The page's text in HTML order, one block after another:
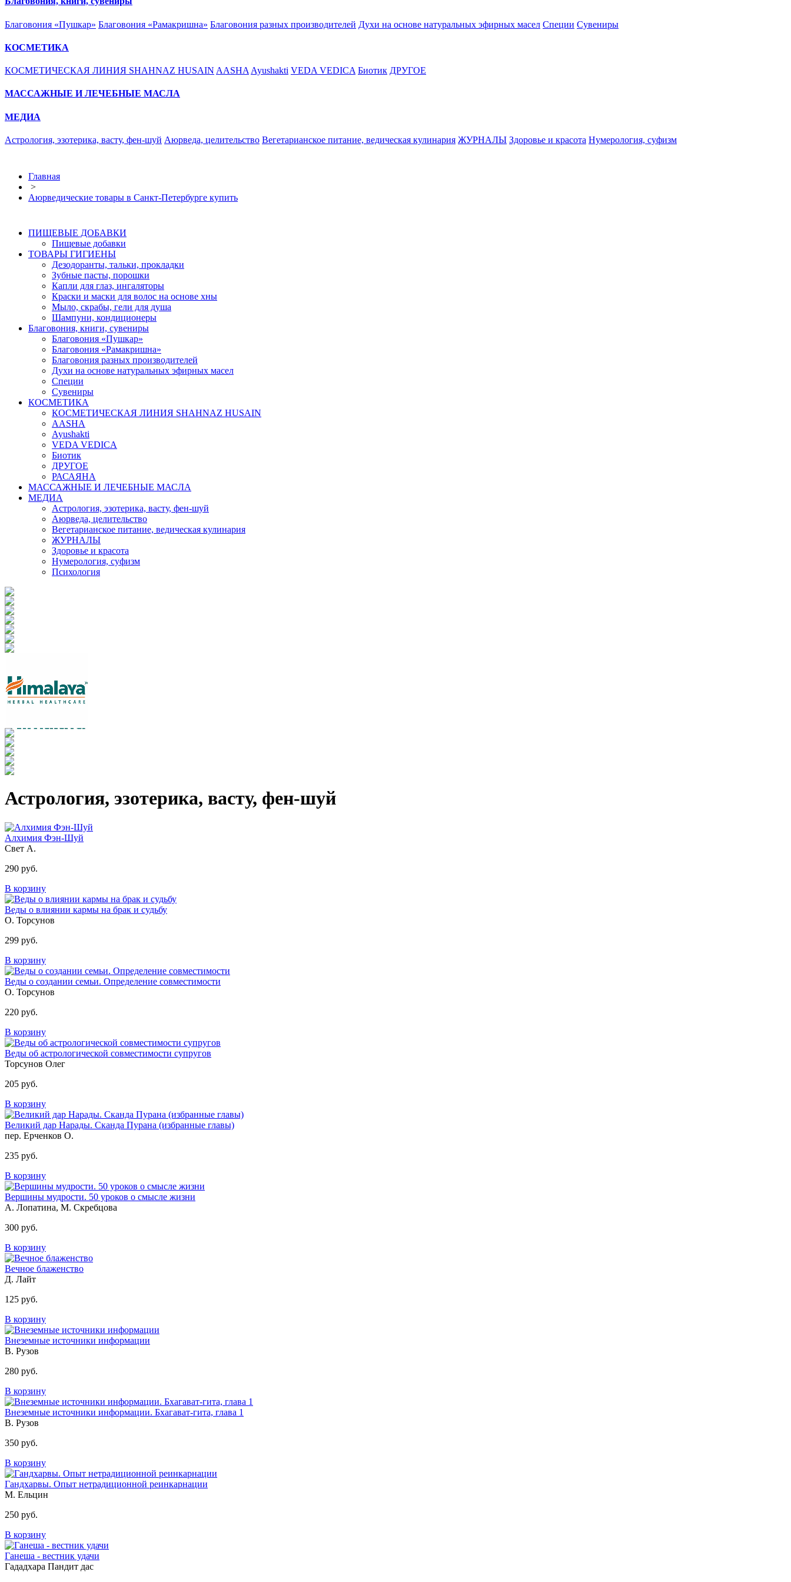
Благовония «Пушкар» Благовония «Рамакришна» Благовония разных производителей Духи на основе натуральных эфирных масел Специи Сувениры
КОСМЕТИКА
КОСМЕТИЧЕСКАЯ ЛИНИЯ SHAHNAZ HUSAIN AASHA Ayushakti VEDA VEDICA Биотик ДРУГОЕ
МАССАЖНЫЕ И ЛЕЧЕБНЫЕ МАСЛА
МЕДИА
Астрология, эзотерика, васту, фен-шуй Аюрведа, целительство Вегетарианское питание, ведическая кулинария ЖУРНАЛЫ Здоровье и красота Нумерология, суфизм
Главная
>
Аюрведические товары в Санкт-Петербурге купить
ПИЩЕВЫЕ ДОБАВКИ
Пищевые добавки
ТОВАРЫ ГИГИЕНЫ
Дезодоранты, тальки, прокладки
Зубные пасты, порошки
Капли для глаз, ингаляторы
Краски и маски для волос на основе хны
Мыло, скрабы, гели для душа
Шампуни, кондиционеры
Благовония, книги, сувениры
Благовония «Пушкар»
Благовония «Рамакришна»
Благовония разных производителей
Духи на основе натуральных эфирных масел
Специи
Сувениры
КОСМЕТИКА
КОСМЕТИЧЕСКАЯ ЛИНИЯ SHAHNAZ HUSAIN
AASHA
Ayushakti
VEDA VEDICA
Биотик
ДРУГОЕ
РАСАЯНА
МАССАЖНЫЕ И ЛЕЧЕБНЫЕ МАСЛА
МЕДИА
Астрология, эзотерика, васту, фен-шуй
Аюрведа, целительство
Вегетарианское питание, ведическая кулинария
ЖУРНАЛЫ
Здоровье и красота
Нумерология, суфизм
Психология
Астрология, эзотерика, васту, фен-шуй
Алхимия Фэн-Шуй
Свет А.
290 руб.
В корзину
Веды о влиянии кармы на брак и судьбу
О. Торсунов
299 руб.
В корзину
Веды о создании семьи. Определение совместимости
О. Торсунов
220 руб.
В корзину
Веды об астрологической совместимости супругов
Торсунов Олег
205 руб.
В корзину
Великий дар Нарады. Сканда Пурана (избранные главы)
пер. Ерченков О.
235 руб.
В корзину
Вершины мудрости. 50 уроков о смысле жизни
А. Лопатина, М. Скребцова
300 руб.
В корзину
Вечное блаженство
Д. Лайт
125 руб.
В корзину
Внеземные источники информации
В. Рузов
280 руб.
В корзину
Внеземные источники информации. Бхагават-гита, глава 1
В. Рузов
350 руб.
В корзину
Гандхарвы. Опыт нетрадиционной реинкарнации
М. Ельцин
250 руб.
В корзину
Ганеша - вестник удачи
Гададхара Пандит дас